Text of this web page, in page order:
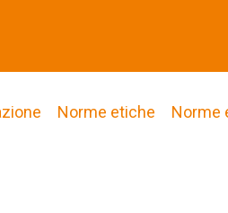
Norme etiche Norme